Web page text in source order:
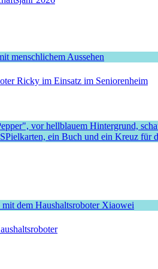
Ricky im Einsatz im Seniorenheim